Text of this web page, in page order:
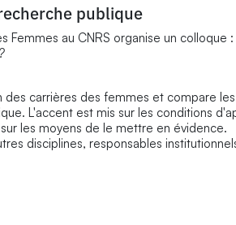
publique
Femmes au CNRS organise un colloque :
carrières des femmes et compare
L'accent est mis sur les conditions
les moyens de le mettre en évidence.
disciplines, responsables